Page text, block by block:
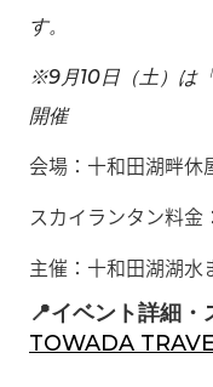
す。
※9月10日（土）は
開催
会場：十和田湖畔休
スカイランタン料金
主催：十和田湖湖水
📍イベント詳細・
TOWADA